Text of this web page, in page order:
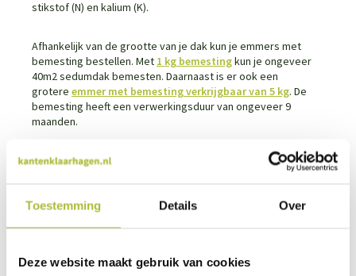
Toestemming Details Over
Deze website maakt gebruik van cookies
stikstof (N) en kalium (K).
Afhankelijk van de grootte van je dak kun je emmers met
bemesting bestellen. Met 1 kg bemestingkun je ongeveer
40m2 sedumdak bemesten. Daarnaast is er ook een
grotere emmer met bemesting verkrijgbaar van 5 kg. De
bemesting heeft een verwerkingsduur van ongeveer 9
maanden.
3. Het bewateren van het sedumdak
dak te bewateren gedurende 3 weken. Dit kun je gewoon
Na deze periode hoef je een sedumdak niet te voorzien van